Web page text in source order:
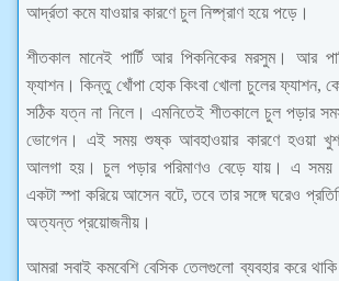
আর্দ্রতা কমে যাওয়ার কারণে চুল নিষ্প্রাণ হয়ে পড়ে।
শীতকাল মানেই পার্টি আর পিকনিকের মরসুম। আর
ফ্যাশন। কিন্তু খোঁপা হোক কিংবা খোলা চুলের ফ্যাশন,
সঠিক যত্ন না নিলে। এমনিতেই শীতকালে চুল পড়ার
ভোগেন। এই সময় শুষ্ক আবহাওয়ার কারণে হওয়া
আলগা হয়। চুল পড়ার পরিমাণও বেড়ে যায়। এ সময়
একটা স্পা করিয়ে আসেন বটে, তবে তার সঙ্গে ঘরেও
অত্যন্ত প্রয়োজনীয়।
আমরা সবাই কমবেশি বেসিক তেলগুলো ব্যবহার করে